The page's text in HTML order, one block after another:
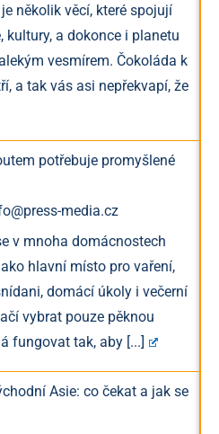
několik věcí, které spojují
kultury, a dokonce i planetu
vesmírem. Čokoláda k
a tak vás asi nepřekvapí, že
potřebuje promyšlené
media.cz
v mnoha domácnostech
hlavní místo pro vaření,
domácí úkoly i večerní
vybrat pouze pěknou
fungovat tak, aby [...]
Asie: co čekat a jak se